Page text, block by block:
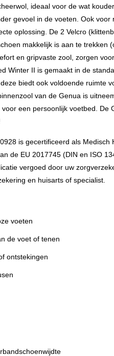
ideaal voor de wat
gevoel in de voeten. Ook voor
oplossing. De 2 Velcro
makkelijk is aan te trekken
en gripvaste zool, zorgen
Winter II is gemaakt in de
biedt ook voldoende ruimte
van de Genua is
een persoonlijk voetbed. De
is gecertificeerd als Medisch
de EU 2017745 (DIN en ISO
vergoed door uw
en huisarts of specialist.
voeten
de voet of tenen
ontstekingen